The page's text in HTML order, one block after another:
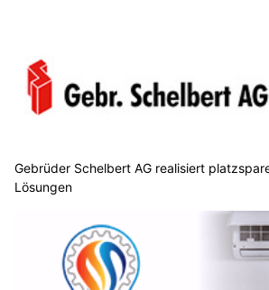
Gebrüder Schelbert AG realisiert
Lösungen